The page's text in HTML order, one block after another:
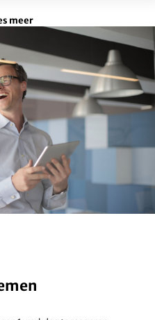
meer